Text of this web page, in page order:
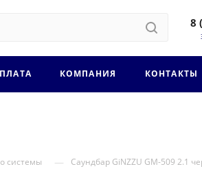
8
КОМПАНИЯ КОНТАКТЫ
системы — Саундбар GiNZZU GM-509 2.1